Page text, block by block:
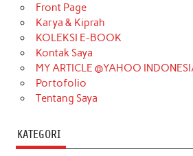
Front Page
Karya & Kiprah
KOLEKSI E-BOOK
Kontak Saya
MY ARTICLE @YAHOO
Portofolio
Tentang Saya
KATEGORI